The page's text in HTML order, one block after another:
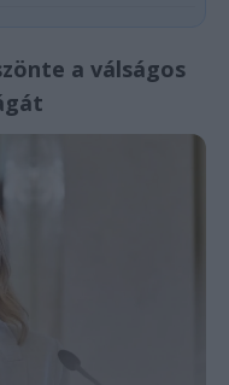
a válságos